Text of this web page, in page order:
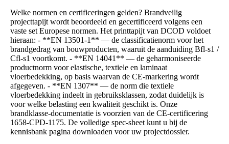
Welke normen en certificeringen gelden? Brandveilig
projecttapijt wordt beoordeeld en gecertificeerd volgens een
vaste set Europese normen. Het printtapijt van DCOD voldoet
hieraan: - **EN 13501-1** — de classificatienorm voor het
brandgedrag van bouwproducten, waaruit de aanduiding Bfl-s1 /
Cfl-s1 voortkomt. - **EN 14041** — de geharmoniseerde
productnorm voor elastische, textiele en laminaat
vloerbedekking, op basis waarvan de CE-markering wordt
afgegeven. - **EN 1307** — de norm die textiele
vloerbedekking indeelt in gebruiksklassen, zodat duidelijk is
voor welke belasting een kwaliteit geschikt is. Onze
brandklasse-documentatie is voorzien van de CE-certificering
1658-CPD-1175. De volledige spec-sheet kunt u bij de
kennisbank pagina downloaden voor uw projectdossier.